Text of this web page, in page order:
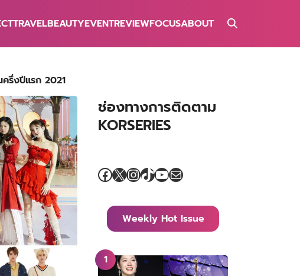
TRAVELBEAUTYEVENTREVIEWFOCUSABOUT
รึ่งปีแรก 2021
ช่องทางการติดตาม
KORSERIES
Facebook
X Instagram
TikTok
YouTube
Mail
Weekly Hot Issue